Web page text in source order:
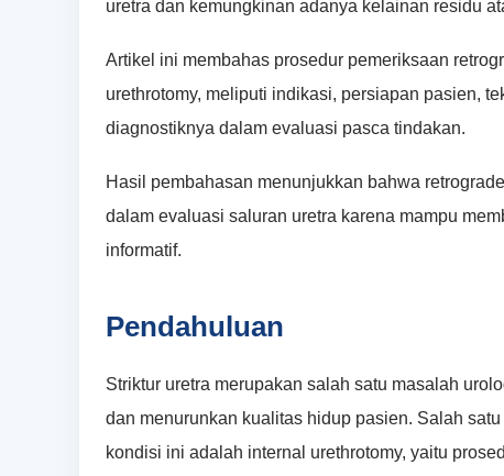
uretra dan kemungkinan adanya kelainan residu
Artikel ini membahas prosedur pemeriksaan
urethrotomy, meliputi indikasi, persiapan pasien,
diagnostiknya dalam evaluasi pasca tindakan.
Hasil pembahasan menunjukkan bahwa
dalam evaluasi saluran uretra karena mampu
informatif.
Pendahuluan
Striktur uretra merupakan salah satu masalah
dan menurunkan kualitas hidup pasien. Salah
kondisi ini adalah internal urethrotomy, yaitu